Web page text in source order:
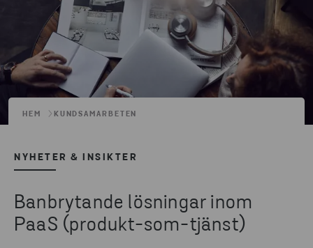
HEM KUNDSAMARBETEN
NYHETER & INSIKTER
Banbrytande lösningar inom
PaaS (produkt-som-tjänst)